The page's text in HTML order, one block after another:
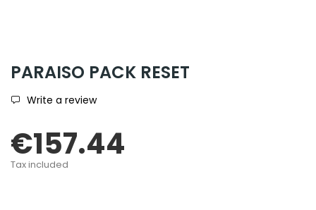
PARAISO PACK RESET
Write a review
€157.44
Tax included